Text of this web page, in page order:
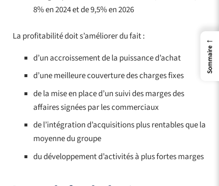
8% en 2024 et de 9,5% en 2026
La profitabilité doit s’améliorer du fait :
d’un accroissement de la puissance d’achat
d’une meilleure couverture des charges fixes
de la mise en place d’un suivi des marges des
affaires signées par les commerciaux
de l’intégration d’acquisitions plus rentables que la
moyenne du groupe
du développement d’activités à plus fortes marges
←
Sommaire